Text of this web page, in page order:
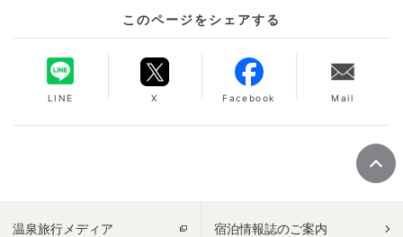
このページをシェアする
LINE X Facebook Mail
温泉旅行メディア 宿泊情報誌のご案内